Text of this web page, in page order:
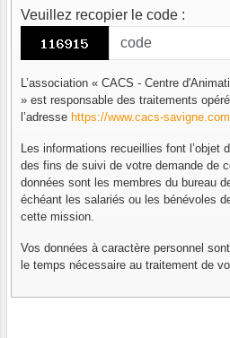
Veuillez recopier le code :
L’association « CACS - Centre
» est responsable des traitements
l’adresse https://www.cacs-savigne.com
Les informations recueillies font l’objet
des fins de suivi de votre demande de
données sont les membres du bureau
échéant les salariés ou les bénévoles
cette mission.
Vos données à caractère personnel
le temps nécessaire au traitement de